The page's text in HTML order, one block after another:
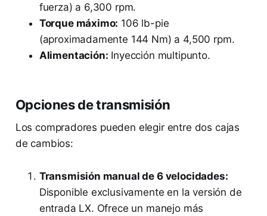
fuerza) a 6,300 rpm.
Torque máximo: 106 lb-pie
(aproximadamente 144 Nm) a 4,500 rpm.
Alimentación: Inyección multipunto.
Opciones de transmisión
Los compradores pueden elegir entre dos cajas
de cambios:
Transmisión manual de 6 velocidades:
Disponible exclusivamente en la versión de
entrada LX. Ofrece un manejo más